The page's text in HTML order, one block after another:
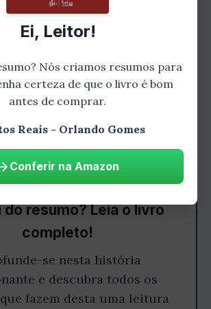
do resumo? Leia o livro
completo!
se nesta história
e descubra todos os
fazem desta uma leitura
Ei, Leitor!
Nós criamos resumos para
certeza de que o livro é bom
antes de comprar.
Reais - Orlando Gomes
Conferir na Amazon